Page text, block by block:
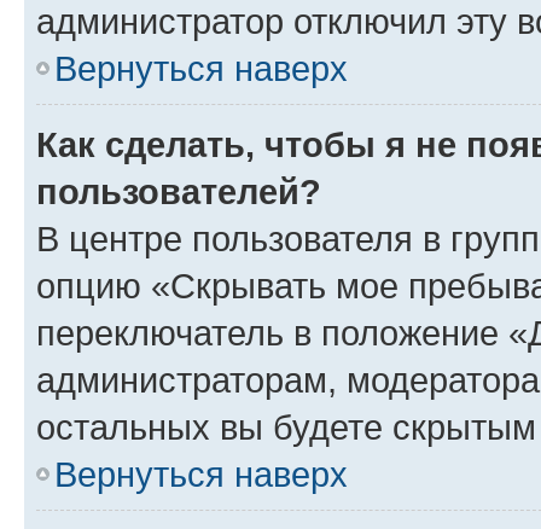
администратор отключил эту
Вернуться наверх
Как сделать, чтобы я не
пользователей?
В центре пользователя в
опцию «Скрывать мое
переключатель в положение
администраторам,
остальных вы будете
Вернуться наверх